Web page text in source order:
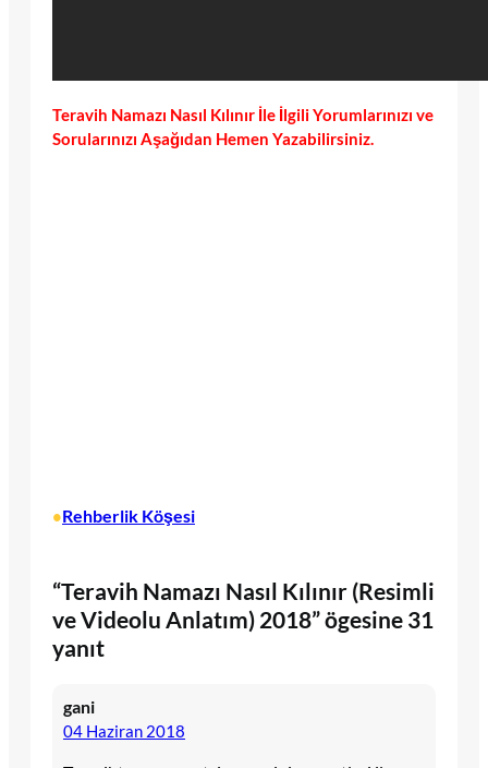
Teravih Namazı Nasıl Kılınır İle İlgili Yorumlarınızı ve
Sorularınızı Aşağıdan Hemen Yazabilirsiniz.
•Rehberlik Köşesi
“Teravih Namazı Nasıl Kılınır (Resimli
ve Videolu Anlatım) 2018” ögesine 31
yanıt
gani
04 Haziran 2018